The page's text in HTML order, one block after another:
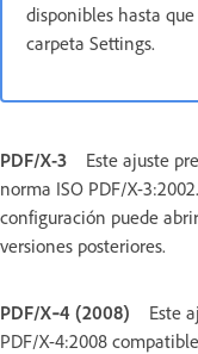
disponibles hasta
carpeta Settings.
PDF/X-3
Este ajuste
norma ISO PDF/X-
configuración puede
versiones posteriores.
PDF/X‑4 (2008)
Este
PDF/X-4:2008